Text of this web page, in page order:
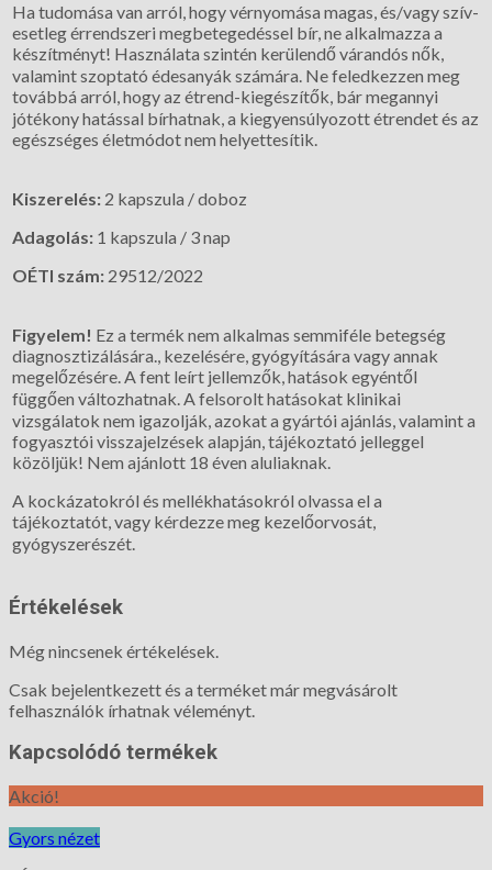
Ha tudomása van arról, hogy vérnyomása magas, és/vagy szív-
esetleg érrendszeri megbetegedéssel bír, ne alkalmazza a
készítményt! Használata szintén kerülendő várandós nők,
valamint szoptató édesanyák számára. Ne feledkezzen meg
továbbá arról, hogy az étrend-kiegészítők, bár megannyi
jótékony hatással bírhatnak, a kiegyensúlyozott étrendet és az
egészséges életmódot nem helyettesítik.
Kiszerelés: 2 kapszula / doboz
Adagolás: 1 kapszula / 3 nap
OÉTI szám: 29512/2022
Figyelem! Ez a termék nem alkalmas semmiféle betegség
diagnosztizálására., kezelésére, gyógyítására vagy annak
megelőzésére. A fent leírt jellemzők, hatások egyéntől
függően változhatnak. A felsorolt hatásokat klinikai
vizsgálatok nem igazolják, azokat a gyártói ajánlás, valamint a
fogyasztói visszajelzések alapján, tájékoztató jelleggel
közöljük! Nem ajánlott 18 éven aluliaknak.
A kockázatokról és mellékhatásokról olvassa el a
tájékoztatót, vagy kérdezze meg kezelőorvosát,
gyógyszerészét.
Értékelések
Még nincsenek értékelések.
Csak bejelentkezett és a terméket már megvásárolt
felhasználók írhatnak véleményt.
Kapcsolódó termékek
Akció!
Gyors nézet